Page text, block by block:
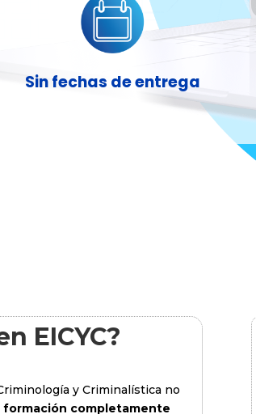
Sin fechas de entrega
EICYC?
y Criminalística no
formación completamente